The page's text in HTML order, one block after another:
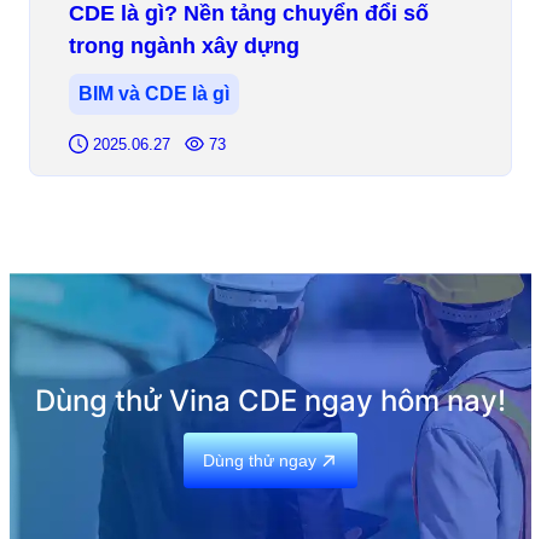
CDE là gì? Nền tảng chuyển đổi số
trong ngành xây dựng
BIM và CDE là gì
2025.06.27 73
Dùng thử Vina CDE ngay hôm nay!
Dùng thử ngay